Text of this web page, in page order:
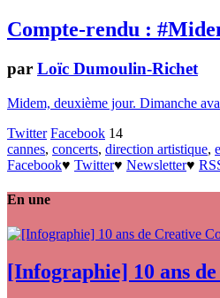
Compte-rendu :
par Loïc Dumoulin-Richet
Midem, deuxième jour. Dimanche
Twitter Facebook 14
cannes, concerts, direction artistique,
Facebook♥ Twitter♥ Newsletter♥
En une
[Infographie] 10 ans